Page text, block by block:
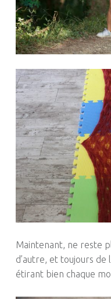
Maintenant, ne reste
d’autre, et toujours
étirant bien chaque